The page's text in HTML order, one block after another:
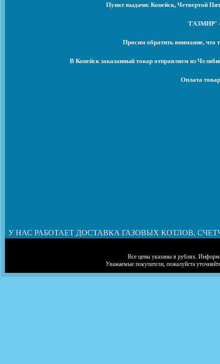
Пункт выдачи: Копейск, Четвертой
'ГАЗМИР' -
Просим обратить внимание, что
В Копейск заказанный товар отправляем из
Оплата
У НАС РАБОТАЕТ ДОСТАВКА ГАЗОВЫХ КОТЛОВ,
Все цены указаны в рублях.
Уважаемые покупатели, пожалуйста